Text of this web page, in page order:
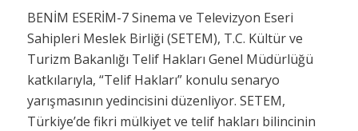
BENİM ESERİM-7 Sinema ve Televizyon Eseri
Sahipleri Meslek Birliği (SETEM), T.C. Kültür ve
Turizm Bakanlığı Telif Hakları Genel Müdürlüğü
katkılarıyla, “Telif Hakları” konulu senaryo
yarışmasının yedincisini düzenliyor. SETEM,
Türkiye’de fikri mülkiyet ve telif hakları bilincinin